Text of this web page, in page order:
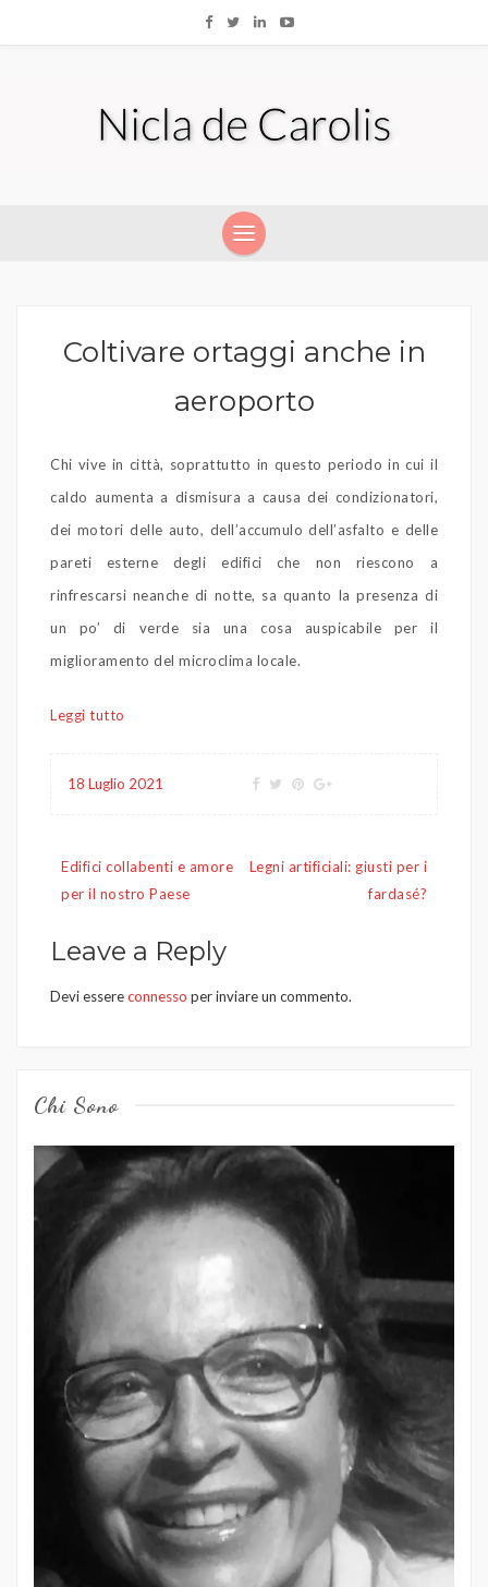
Coltivare ortaggi anche in
aeroporto
Chi vive in città, soprattutto in questo periodo in cui il
caldo aumenta a dismisura a causa dei condizionatori,
dei motori delle auto, dell’accumulo dell’asfalto e delle
pareti esterne degli edifici che non riescono a
rinfrescarsi neanche di notte, sa quanto la presenza di
un po’ di verde sia una cosa auspicabile per il
miglioramento del microclima locale.
Leggi tutto
18 Luglio 2021
Navigazione
articoli
Edifici collabenti e amore
per il nostro Paese
Legni artificiali: giusti per i
fardasé?
Leave a Reply
Devi essereconnesso per inviare un commento.
Chi Sono